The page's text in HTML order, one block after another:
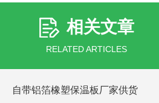
相关文章
RELATED ARTICLES
自带铝箔橡塑保温板厂家供货